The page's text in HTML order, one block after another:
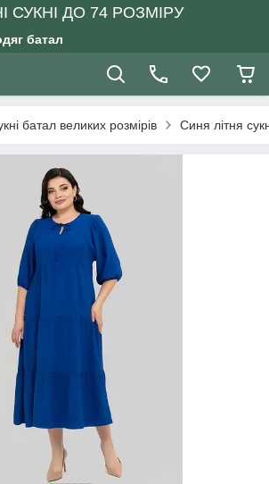
СУКНІ ДО 74 РОЗМІРУ
батал
батал великих розмірів Синя літня